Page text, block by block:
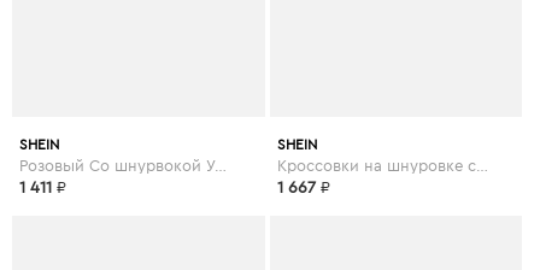
SHEIN
Розовый Со шнурвокой Удобный Кеды
1 411 ₽
SHEIN
Кроссовки на шнуровке с подошвой спереди
1 667 ₽